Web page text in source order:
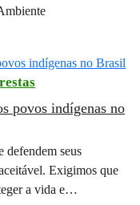
povos indígenas no
defendem seus
Exigimos que
a vida e…